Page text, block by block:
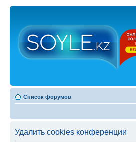
Список форумов
Удалить cookies конференции